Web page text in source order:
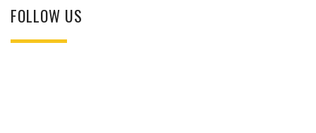
FOLLOW US